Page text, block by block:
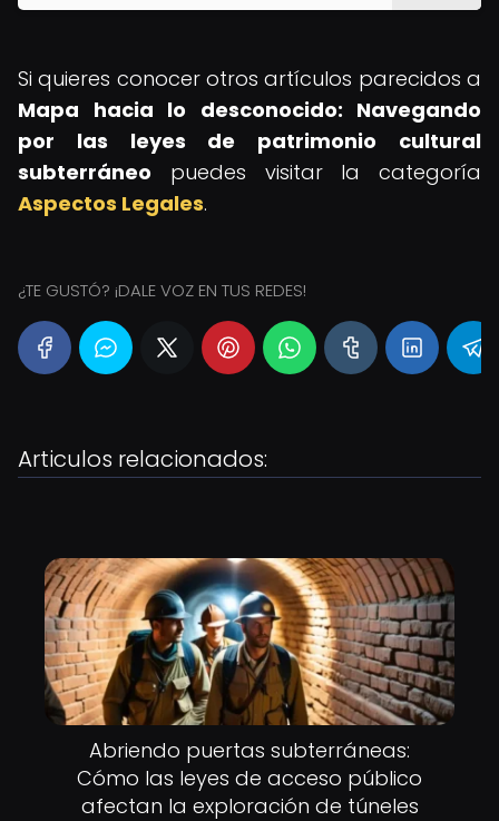
Si quieres conocer otros artículos parecidos a
Mapa hacia lo desconocido: Navegando
por las leyes de patrimonio cultural
subterráneo puedes visitar la categoría
Aspectos Legales.
¿TE GUSTÓ? ¡DALE VOZ EN TUS REDES!
Articulos relacionados:
Abriendo puertas subterráneas:
Cómo las leyes de acceso público
afectan la exploración de túneles